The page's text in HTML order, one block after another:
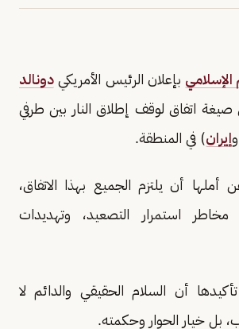
الإسلامي بإعلان الرئيس الأمريكي دونالد
صيغة اتفاق لوقف إطلاق النار بين طرفي
وإيران) في المنطقة.
أملها أن يلتزم الجميع بهذا الاتفاق،
مخاطر استمرار التصعيد، وتهديدات
أن السلام الحقيقي والدائم لا
بل خيار الحوار وحكمته.